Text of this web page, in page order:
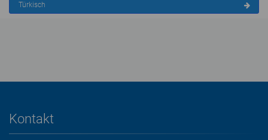
Türkisch
Kontakt